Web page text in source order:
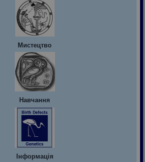
Мистецтво
Навчання
Інформація